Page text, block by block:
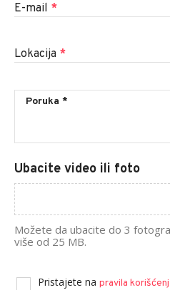
E-mail *
Lokacija *
Ubacite video ili foto
Možete da ubacite do 3
više od 25 MB.
Pristajete na pravila